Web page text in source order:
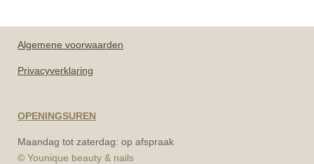
Algemene voorwaarden
Privacyverklaring
OPENINGSUREN
Maandag tot zaterdag: op afspraak
© Younique beauty & nails